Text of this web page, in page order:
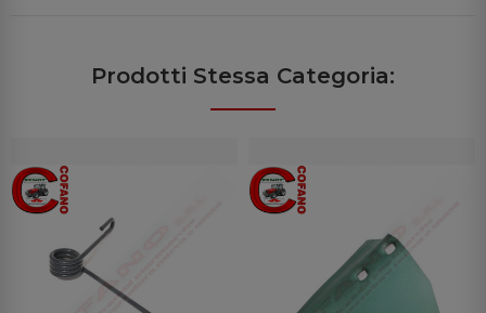
Prodotti Stessa Categoria: